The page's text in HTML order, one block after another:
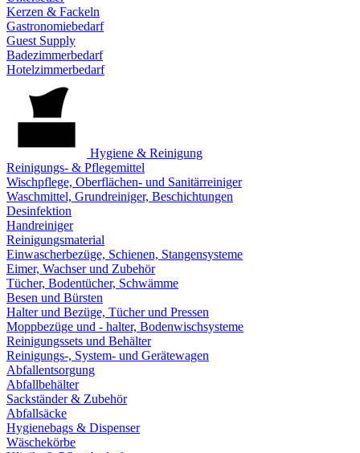
Kerzen & Fackeln
Gastronomiebedarf
Guest Supply
Badezimmerbedarf
Hotelzimmerbedarf
Hygiene & Reinigung
Reinigungs- & Pflegemittel
Wischpflege, Oberflächen- und Sanitärreiniger
Waschmittel, Grundreiniger, Beschichtungen
Desinfektion
Handreiniger
Reinigungsmaterial
Einwascherbezüge, Schienen, Stangensysteme
Eimer, Wachser und Zubehör
Tücher, Bodentücher, Schwämme
Besen und Bürsten
Halter und Bezüge, Tücher und Pressen
Moppbezüge und - halter, Bodenwischsysteme
Reinigungssets und Behälter
Reinigungs-, System- und Gerätewagen
Abfallentsorgung
Abfallbehälter
Sackständer & Zubehör
Abfallsäcke
Hygienebags & Dispenser
Wäschekörbe